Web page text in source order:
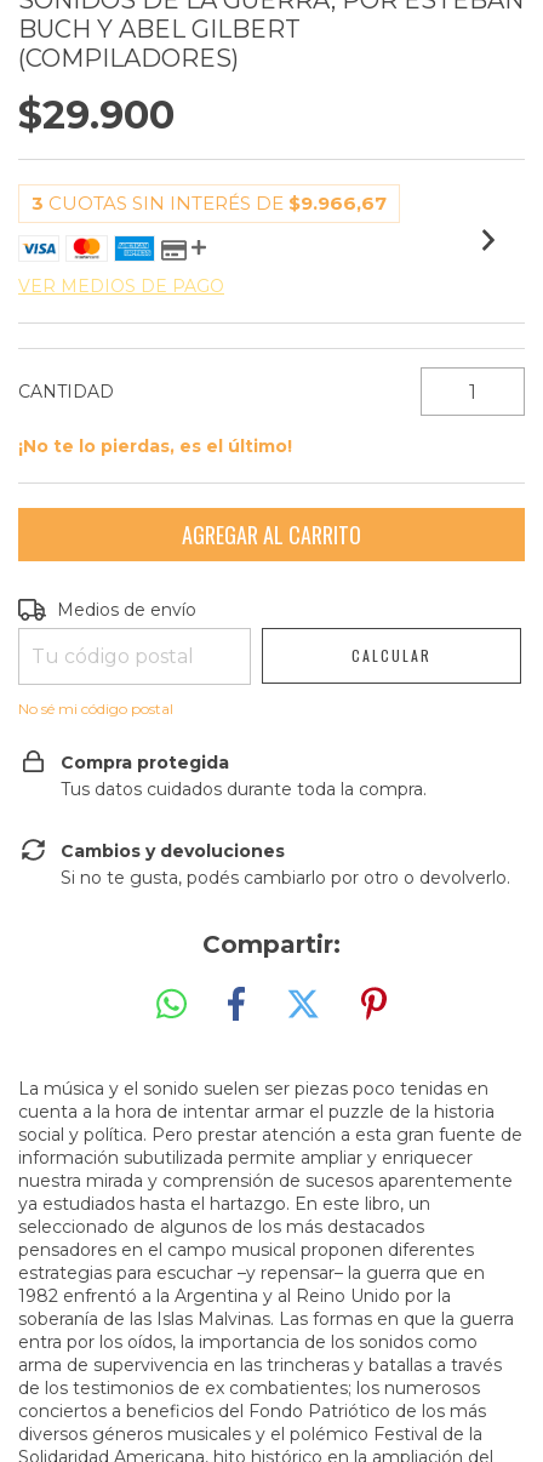
BUCH Y ABEL GILBERT
(COMPILADORES)
$29.900
3 CUOTAS SIN INTERÉS DE $9.966,67
VER MEDIOS DE PAGO
CANTIDAD
¡No te lo pierdas, es el último!
Entregas para el CP:
Medios de envío
CALCULAR
No sé mi código postal
Compra protegida
Tus datos cuidados durante toda la compra.
Cambios y devoluciones
Si no te gusta, podés cambiarlo por otro o devolverlo.
Compartir:
La música y el sonido suelen ser piezas poco tenidas en
cuenta a la hora de intentar armar el puzzle de la historia
social y política. Pero prestar atención a esta gran fuente de
información subutilizada permite ampliar y enriquecer
nuestra mirada y comprensión de sucesos aparentemente
ya estudiados hasta el hartazgo. En este libro, un
seleccionado de algunos de los más destacados
pensadores en el campo musical proponen diferentes
estrategias para escuchar –y repensar– la guerra que en
1982 enfrentó a la Argentina y al Reino Unido por la
soberanía de las Islas Malvinas. Las formas en que la guerra
entra por los oídos, la importancia de los sonidos como
arma de supervivencia en las trincheras y batallas a través
de los testimonios de ex combatientes; los numerosos
conciertos a beneficios del Fondo Patriótico de los más
diversos géneros musicales y el polémico Festival de la
Solidaridad Americana, hito histórico en la ampliación del